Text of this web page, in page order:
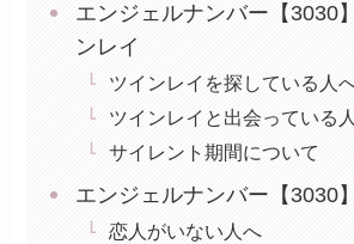
エンジェルナンバー【3030
ンレイ
ツインレイを探している人
ツインレイと出会っている
サイレント期間について
エンジェルナンバー【3030
恋人がいない人へ